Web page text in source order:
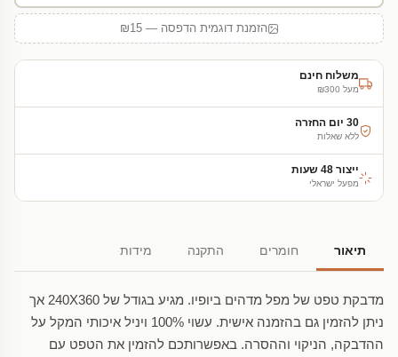
הזמנת דוגמית הדפסה — ₪15
משלוח חינם
מעל ₪300
30 יום החזרה
ללא שאלות
ייצור 48 שעות
מפעל ישראלי
תיאור חומרים התקנה מידות
מדבקת טפט של מפל מדהים ביופיו. מגיע בגודל של 240X360 אך
ניתן להזמין גם בהזמנה אישית. עשוי 100% ויניל איכותי המקל על
ההדבקה, הניקוי וההסרה. באפשרותכם להזמין את הטפט עם